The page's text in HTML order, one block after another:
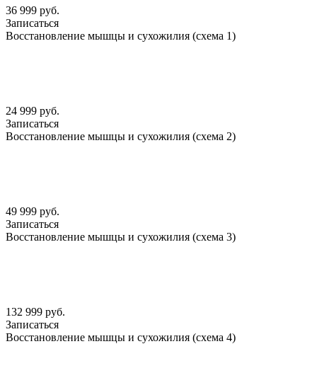
36 999 руб.
Записаться
Восстановление мышцы и сухожилия (схема 1)
24 999 руб.
Записаться
Восстановление мышцы и сухожилия (схема 2)
49 999 руб.
Записаться
Восстановление мышцы и сухожилия (схема 3)
132 999 руб.
Записаться
Восстановление мышцы и сухожилия (схема 4)